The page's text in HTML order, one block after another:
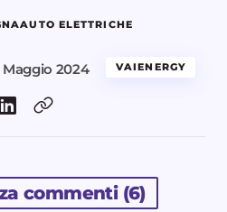
AUTO ELETTRICHE
Maggio 2024 VAIENERGY
commenti (6)